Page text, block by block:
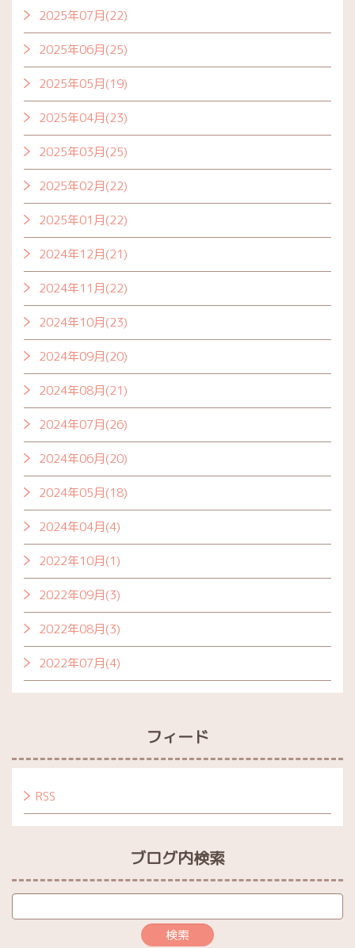
2025年07月(22)
2025年06月(25)
2025年05月(19)
2025年04月(23)
2025年03月(25)
2025年02月(22)
2025年01月(22)
2024年12月(21)
2024年11月(22)
2024年10月(23)
2024年09月(20)
2024年08月(21)
2024年07月(26)
2024年06月(20)
2024年05月(18)
2024年04月(4)
2022年10月(1)
2022年09月(3)
2022年08月(3)
2022年07月(4)
フィード
RSS
ブログ内検索